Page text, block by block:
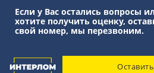
Если у Вас остались вопросы
хотите получить оценку,
свой номер, мы перезвоним.